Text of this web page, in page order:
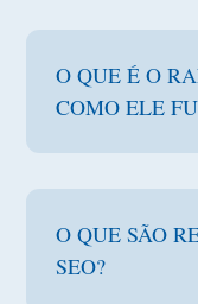
O QUE É O
COMO ELE
O QUE SÃO
SEO?